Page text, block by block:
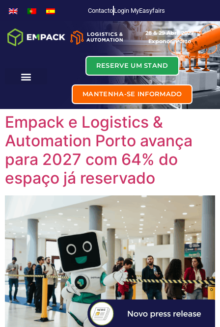
Contacto Login MyEasyfairs
28 & 29 Abril 2027
Exponor, Porto
RESERVE UM STAND
MANTENHA-SE INFORMADO
Empack e Logistics &
Automation Porto avança
para 2027 com 64% do
espaço já reservado